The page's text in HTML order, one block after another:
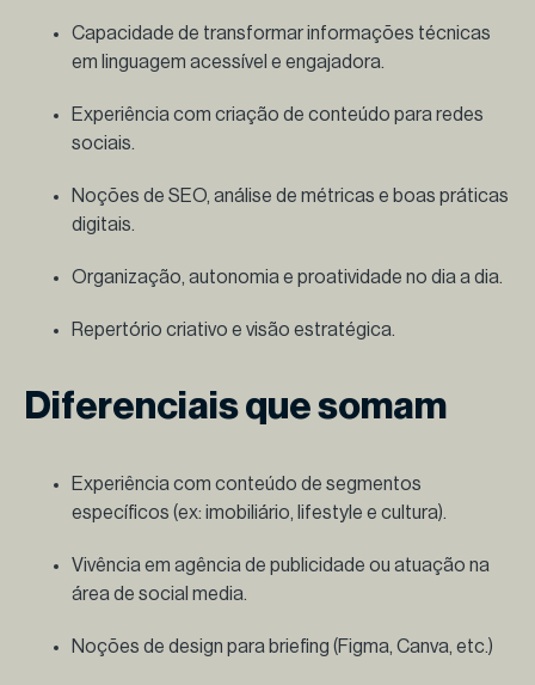
Capacidade de transformar informações técnicas
em linguagem acessível e engajadora.
Experiência com criação de conteúdo para redes
sociais.
Noções de SEO, análise de métricas e boas práticas
digitais.
Organização, autonomia e proatividade no dia a dia.
Repertório criativo e visão estratégica.
Diferenciais que somam
Experiência com conteúdo de segmentos
específicos (ex: imobiliário, lifestyle e cultura).
Vivência em agência de publicidade ou atuação na
área de social media.
Noções de design para briefing (Figma, Canva, etc.)